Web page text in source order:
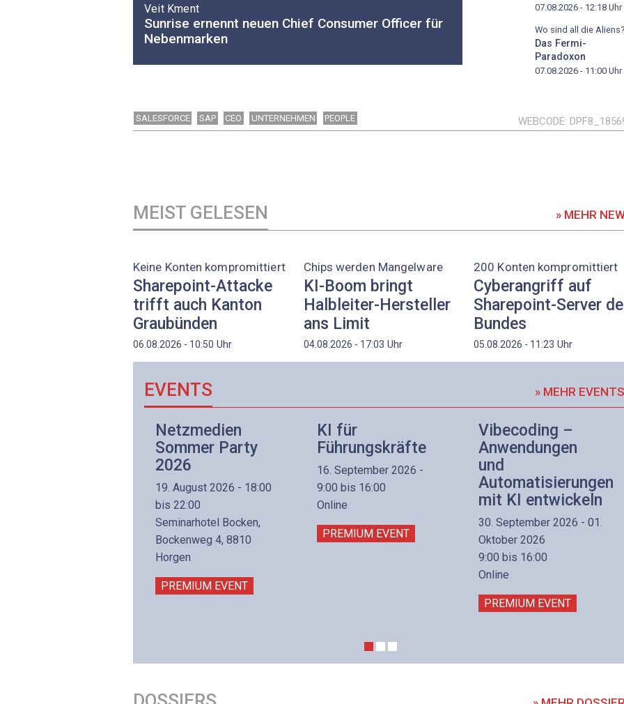
Veit Kment
Sunrise ernennt neuen Chief Consumer Officer für
Nebenmarken
07.08.2026 - 12:18 Uhr
Wo sind all die Aliens?
Das Fermi-
Paradoxon
07.08.2026 - 11:00 Uhr
SALESFORCE SAP CEO UNTERNEHMEN PEOPLE WEBCODE
MEIST GELESEN » MEHR
Keine Konten kompromittiert
Sharepoint-Attacke
trifft auch Kanton
Graubünden
06.08.2026 - 10:50 Uhr
Chips werden Mangelware
KI-Boom bringt
Halbleiter-Hersteller
ans Limit
04.08.2026 - 17:03 Uhr
200 Konten kompromittiert
Cyberangriff auf
Sharepoint-Server
Bundes
05.08.2026 - 11:23 Uhr
EVENTS » MEHR EVENTS
Netzmedien
Sommer Party
2026
19. August 2026 - 18:00
bis 22:00
Seminarhotel Bocken,
Bockenweg 4, 8810
Horgen
PREMIUM EVENT
KI für
Führungskräfte
16. September 2026 -
9:00 bis 16:00
Online
PREMIUM EVENT
Vibecoding –
Anwendungen
und
Automatisierungen
mit KI entwickeln
30. September 2026 - 01.
Oktober 2026
9:00 bis 16:00
Online
PREMIUM EVENT